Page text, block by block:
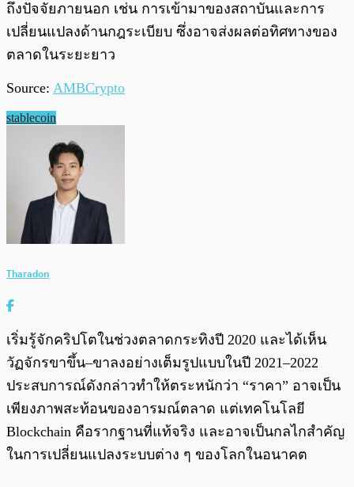
ถึงปัจจัยภายนอก เช่น การเข้ามาของสถาบันและการ
เปลี่ยนแปลงด้านกฎระเบียบ ซึ่งอาจส่งผลต่อทิศทางของ
ตลาดในระยะยาว
Source: AMBCrypto
stablecoin
Tharadon
เริ่มรู้จักคริปโตในช่วงตลาดกระทิงปี 2020 และได้เห็น
วัฏจักรขาขึ้น–ขาลงอย่างเต็มรูปแบบในปี 2021–2022
ประสบการณ์ดังกล่าวทำให้ตระหนักว่า “ราคา” อาจเป็น
เพียงภาพสะท้อนของอารมณ์ตลาด แต่เทคโนโลยี
Blockchain คือรากฐานที่แท้จริง และอาจเป็นกลไกสำคัญ
ในการเปลี่ยนแปลงระบบต่าง ๆ ของโลกในอนาคต